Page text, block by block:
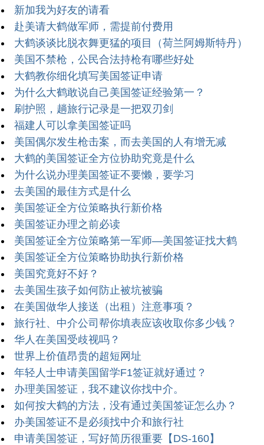
新加我为好友的请看
赴美请大鹤做军师，需提前付费用
大鹤谈谈比脱衣舞更猛的项目（荷兰阿姆斯特丹）
美国不禁枪，公民合法持枪有哪些好处
大鹤教你细化填写美国签证申请
为什么大鹤敢说自己美国签证经验第一？
刷护照，趟旅行记录是一把双刃剑
福建人可以拿美国签证吗
美国偶尔发生枪击案，而去美国的人有增无减
大鹤的美国签证全方位协助究竟是什么
为什么说办理美国签证不要懒，要学习
去美国的最佳方式是什么
美国签证全方位策略执行新价格
美国签证办理之前必读
美国签证全方位策略第一军师—美国签证找大鹤
美国签证全方位策略协助执行新价格
美国究竟好不好？
去美国生孩子如何防止被坑被骗
在美国做华人接送（出租）注意事项？
旅行社、中介公司帮你填表应该收取你多少钱？
华人在美国受歧视吗？
世界上价值昂贵的超短网址
年轻人士申请美国留学F1签证就好通过？
办理美国签证，我不建议你找中介。
如何按大鹤的方法，没有通过美国签证怎么办？
办美国签证不是必须找中介和旅行社
申请美国签证，写好简历很重要【DS-160】